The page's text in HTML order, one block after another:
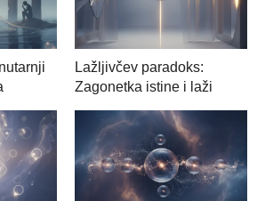
Lažljivčev paradoks:
Zagonetka istine i laži